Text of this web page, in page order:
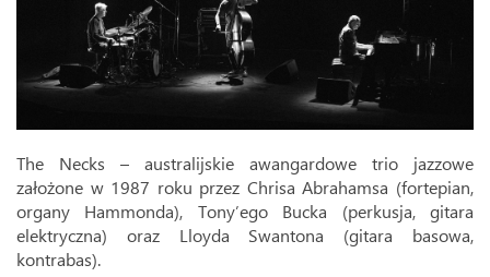
The Necks – australijskie awangardowe trio jazzowe
założone w 1987 roku przez Chrisa Abrahamsa (fortepian,
organy Hammonda), Tony’ego Bucka (perkusja, gitara
elektryczna) oraz Lloyda Swantona (gitara basowa,
kontrabas).